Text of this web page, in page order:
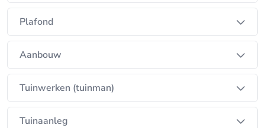
Plafond
Aanbouw
Tuinwerken (tuinman)
Tuinaanleg